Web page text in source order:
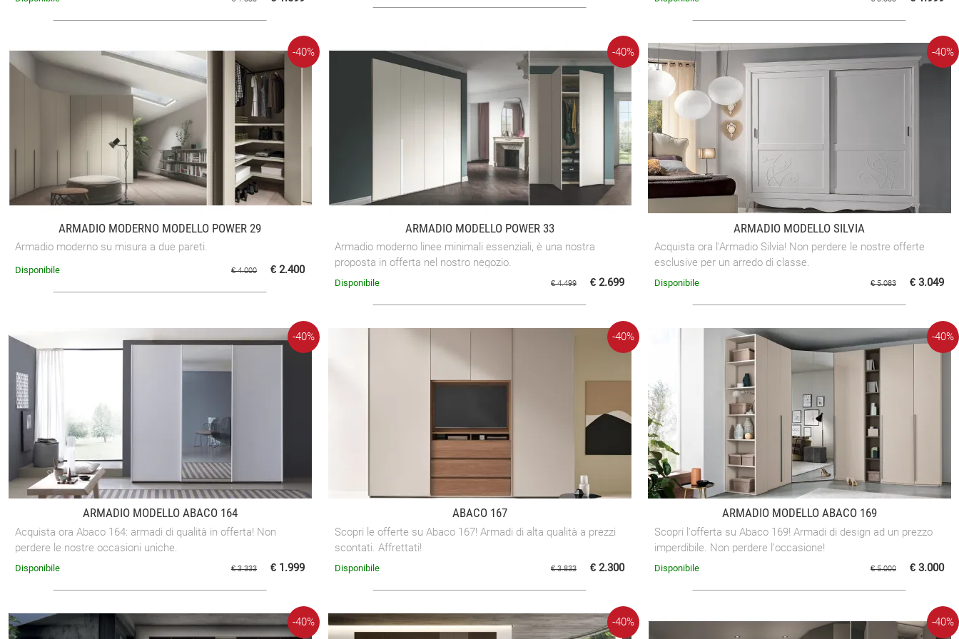
ARMADIO MODERNO MODELLO POWER 29
Armadio moderno su misura a due pareti.
-40%
€ 4.000 € 2.400
Disponibile
ARMADIO MODELLO POWER 33
Armadio moderno linee minimali essenziali, è una nostra
proposta in offerta nel nostro negozio.
-40%
€ 4.499 € 2.699
Disponibile
ARMADIO MODELLO SILVIA
Acquista ora l'Armadio Silvia! Non perdere le nostre offerte
esclusive per un arredo di classe.
-40%
€ 5.083 € 3.049
Disponibile
ARMADIO MODELLO ABACO 164
Acquista ora Abaco 164: armadi di qualità in offerta! Non
perdere le nostre occasioni uniche.
-40%
€ 3.333 € 1.999
Disponibile
ABACO 167
Scopri le offerte su Abaco 167! Armadi di alta qualità a prezzi
scontati. Affrettati!
-40%
€ 3.833 € 2.300
Disponibile
ARMADIO MODELLO ABACO 169
Scopri l'offerta su Abaco 169! Armadi di design ad un prezzo
imperdibile. Non perdere l'occasione!
-40%
€ 5.000 € 3.000
Disponibile
-40% -40% -40%